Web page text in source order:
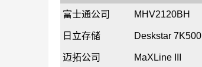
富士通公司 MHV2120BH
日立存储 Deskstar 7K500
迈拓公司 MaXLine III